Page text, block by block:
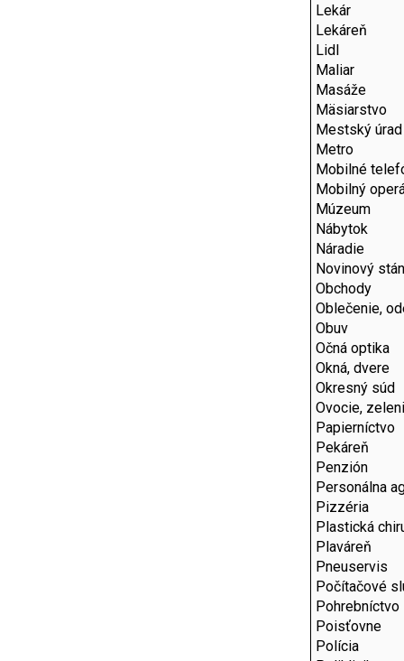
Lekár
Lekáreň
Lidl
Maliar
Masáže
Mäsiarstvo
Mestský úrad
Metro
Mobilné
Mobilný
Múzeum
Nábytok
Náradie
Novinový
Obchody
Oblečenie,
Obuv
Očná optika
Okná, dvere
Okresný súd
Ovocie,
Papierníctvo
Pekáreň
Penzión
Personálna
Pizzéria
Plastická
Plaváreň
Pneuservis
Počítačové
Pohrebníctvo
Poisťovne
Polícia